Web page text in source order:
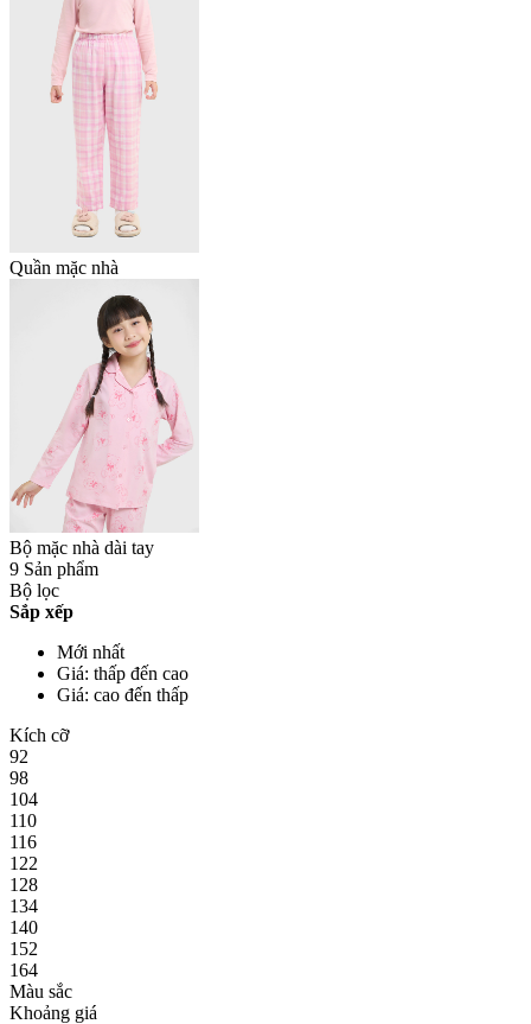
Quần mặc nhà
Bộ mặc nhà dài tay
9 Sản phẩm
Bộ lọc
Sắp xếp
Mới nhất
Giá: thấp đến cao
Giá: cao đến thấp
Kích cỡ
92
98
104
110
116
122
128
134
140
152
164
Màu sắc
Khoảng giá